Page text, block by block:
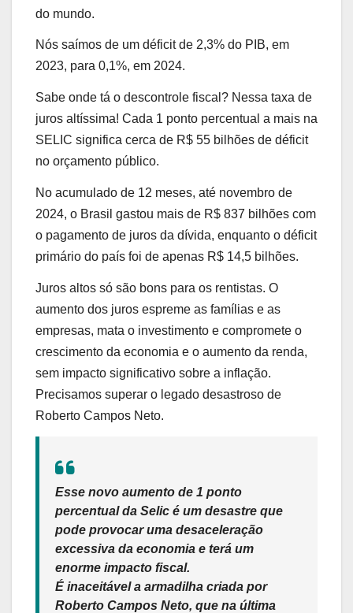
do mundo.
Nós saímos de um déficit de 2,3% do PIB, em
2023, para 0,1%, em 2024.
Sabe onde tá o descontrole fiscal? Nessa taxa de
juros altíssima! Cada 1 ponto percentual a mais na
SELIC significa cerca de R$ 55 bilhões de déficit
no orçamento público.
No acumulado de 12 meses, até novembro de
2024, o Brasil gastou mais de R$ 837 bilhões com
o pagamento de juros da dívida, enquanto o déficit
primário do país foi de apenas R$ 14,5 bilhões.
Juros altos só são bons para os rentistas. O
aumento dos juros espreme as famílias e as
empresas, mata o investimento e compromete o
crescimento da economia e o aumento da renda,
sem impacto significativo sobre a inflação.
Precisamos superar o legado desastroso de
Roberto Campos Neto.
Esse novo aumento de 1 ponto
percentual da Selic é um desastre que
pode provocar uma desaceleração
excessiva da economia e terá um
enorme impacto fiscal.
É inaceitável a armadilha criada por
Roberto Campos Neto, que na última